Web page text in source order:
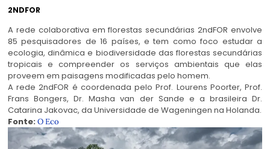
2NDFOR
A rede colaborativa em florestas secundárias 2ndFOR envolve
85 pesquisadores de 16 países, e tem como foco estudar a
ecologia, dinâmica e biodiversidade das florestas secundárias
tropicais e compreender os serviços ambientais que elas
proveem em paisagens modificadas pelo homem.
A rede 2ndFOR é coordenada pelo Prof. Lourens Poorter, Prof.
Frans Bongers, Dr. Masha van der Sande e a brasileira Dr.
Catarina Jakovac, da Universidade de Wageningen na Holanda.
Fonte: O Eco